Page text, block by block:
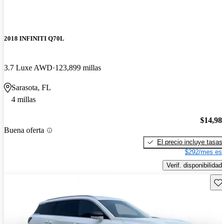
2018 INFINITI Q70L
3.7 Luxe AWD 123,899 millas
Sarasota, FL
4 millas
Buena oferta
El precio incluye tasas
$292/mes
Verif. disponibilidad